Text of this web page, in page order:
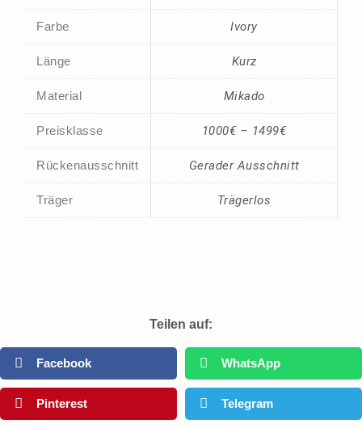
Farbe Ivory
Länge Kurz
Material Mikado
Preisklasse 1000€ – 1499€
Rückenausschnitt Gerader Ausschnitt
Träger Trägerlos
Teilen auf:
Facebook WhatsApp
Pinterest Telegram